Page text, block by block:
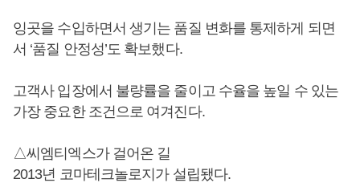
잉곳을 수입하면서 생기는 품질 변화를 통제하게 되면
서 ‘품질 안정성’도 확보했다.
고객사 입장에서 불량률을 줄이고 수율을 높일 수 있는
가장 중요한 조건으로 여겨진다.
△씨엠티엑스가 걸어온 길
2013년 코마테크놀로지가 설립됐다.